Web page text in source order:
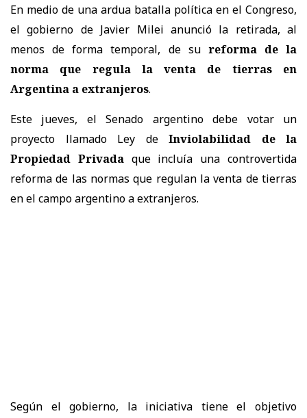
En medio de una ardua batalla política en el Congreso,
el gobierno de Javier Milei anunció la retirada, al
menos de forma temporal, de su reforma de la
norma que regula la venta de tierras en
Argentina a extranjeros.
Este jueves, el Senado argentino debe votar un
proyecto llamado Ley de Inviolabilidad de la
Propiedad Privadaque incluía una controvertida
reforma de las normas que regulan la venta de tierras
en el campo argentino a extranjeros.
Según el gobierno, la iniciativa tiene el objetivo